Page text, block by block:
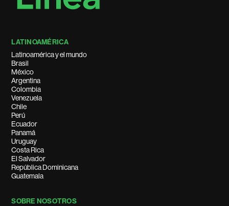
LATINOAMÉRICA
Latinoamérica y el mundo
Brasil
México
Argentina
Colombia
Venezuela
Chile
Perú
Ecuador
Panamá
Uruguay
Costa Rica
El Salvador
República Dominicana
Guatemala
SOBRE NOSOTROS